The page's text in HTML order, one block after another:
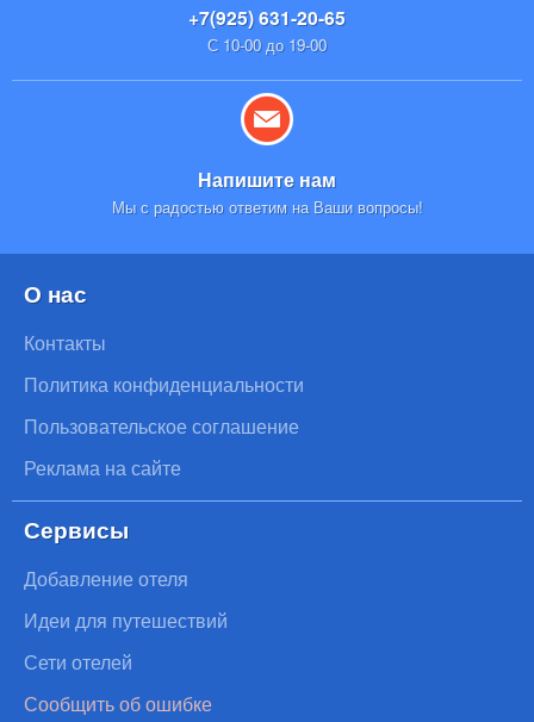
+7(925) 631-20-65
С 10-00 до 19-00
Напишите нам
Мы с радостью ответим на Ваши вопросы!
О нас
Контакты
Политика конфиденциальности
Пользовательское соглашение
Реклама на сайте
Сервисы
Добавление отеля
Идеи для путешествий
Сети отелей
Сообщить об ошибке